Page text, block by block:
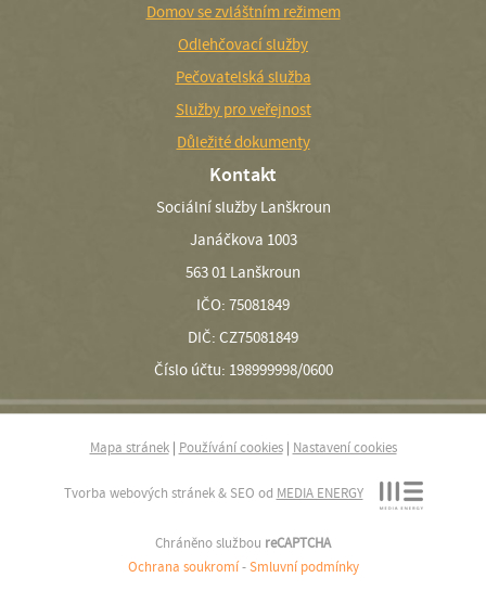
Domov se zvláštním režimem
Odlehčovací služby
Pečovatelská služba
Služby pro veřejnost
Důležité dokumenty
Kontakt
Sociální služby Lanškroun
Janáčkova 1003
563 01 Lanškroun
IČO: 75081849
DIČ: CZ75081849
Číslo účtu: 198999998/0600
Mapa stránek| Používání cookies| Nastavení cookies
Tvorba webových stránek & SEO od MEDIA ENERGY
Chráněno službou reCAPTCHA
Ochrana soukromí -Smluvní podmínky